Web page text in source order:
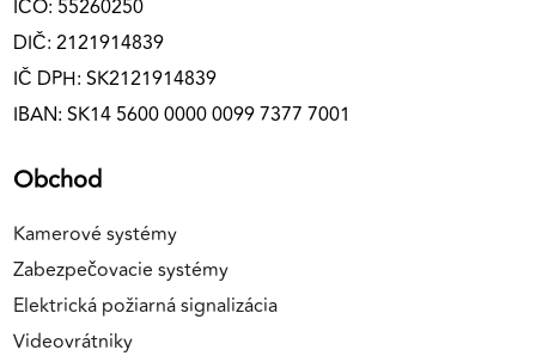
IČO: 55260250
DIČ: 2121914839
IČ DPH: SK2121914839
IBAN: SK14 5600 0000 0099 7377 7001
Obchod
Kamerové systémy
Zabezpečovacie systémy
Elektrická požiarná signalizácia
Videovrátniky